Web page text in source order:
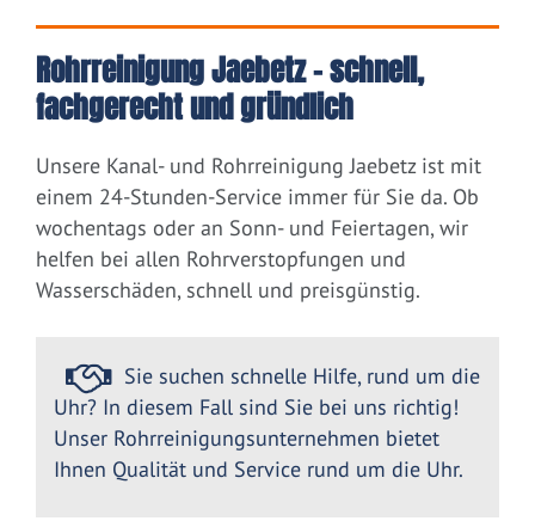
Rohrreinigung Jaebetz – schnell,
fachgerecht und gründlich
Unsere Kanal- und Rohrreinigung Jaebetz ist mit
einem 24-Stunden-Service immer für Sie da. Ob
wochentags oder an Sonn- und Feiertagen, wir
helfen bei allen Rohrverstopfungen und
Wasserschäden, schnell und preisgünstig.
Sie suchen schnelle Hilfe, rund um die
Uhr? In diesem Fall sind Sie bei uns richtig!
Unser Rohrreinigungsunternehmen bietet
Ihnen Qualität und Service rund um die Uhr.